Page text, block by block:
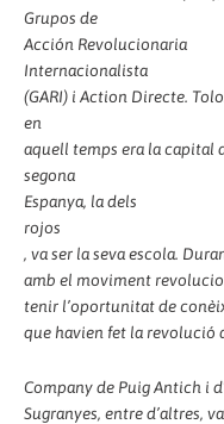
Grupos de
Acción Revolucionaria
Internacionalista
(GARI) i Action Directe.
en
aquell temps era la capital
segona
Espanya, la dels
rojos
, va ser la seva escola.
amb el moviment
tenir l’oportunitat de
que havien fet la revolució
Company de Puig Antich i
Sugranyes, entre d’altres,